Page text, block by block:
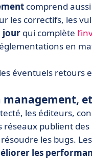
comprend
les correctifs, les
jour qui complète
en
éventuels retours
management,
les éditeurs,
publient
les bugs.
les